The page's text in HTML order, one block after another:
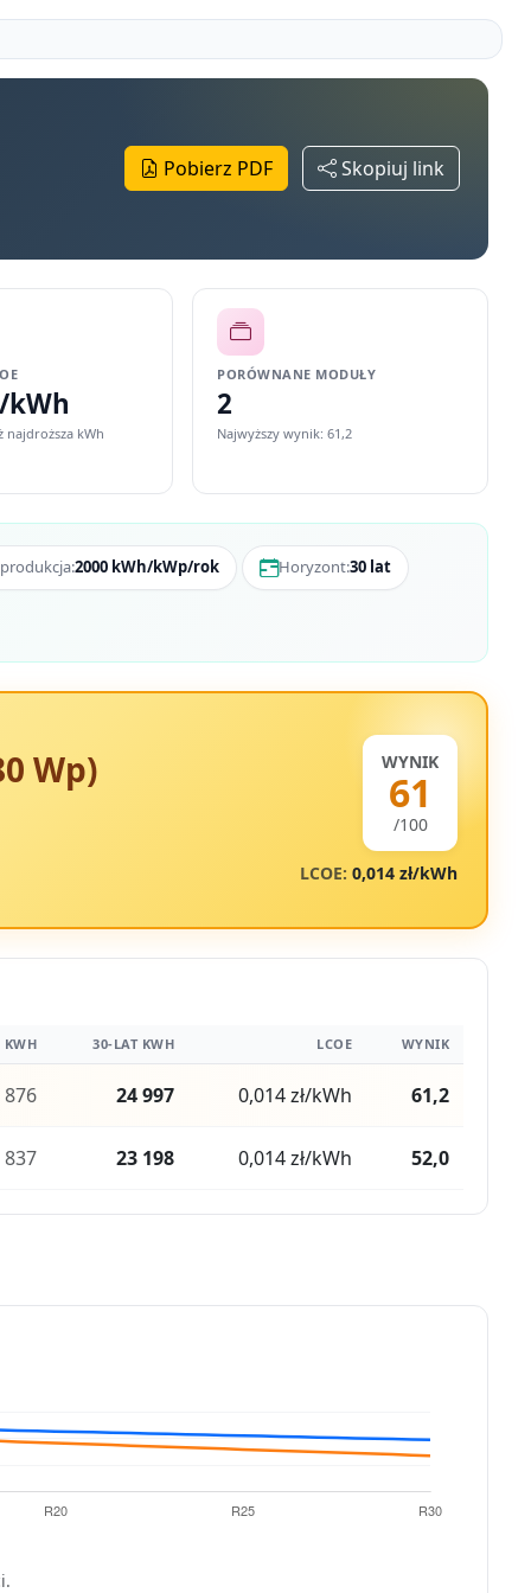
Pobierz PDF Skopiuj link
kWh
najdroższa kWh
PORÓWNANE MODUŁY
2
Najwyższy wynik: 61,2
2000 kWh/kWp/rok Horyzont:30 lat
Wp) WYNIK
61
/100
LCOE: 0,014 zł/kWh
KWH 30-LAT KWH LCOE WYNIK
876 24 997 0,014 zł/kWh 61,2
837 23 198 0,014 zł/kWh 52,0